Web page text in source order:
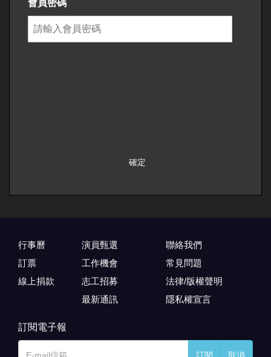
會員密碼
行事曆
訂票
線上捐款
演員甄選
工作機會
志工招募
最新通訊
聯絡我們
常見問題
法律/版權聲明
隱私權宣言
訂閱電子報